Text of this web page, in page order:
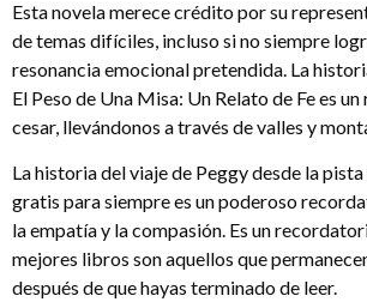
Esta novela merece crédito por su
de temas difíciles, incluso si no siempre
resonancia emocional pretendida. La
El Peso de Una Misa: Un Relato de Fe es
cesar, llevándonos a través de valles y
La historia del viaje de Peggy desde la
gratis para siempre es un poderoso
la empatía y la compasión. Es un
mejores libros son aquellos que
después de que hayas terminado de leer.